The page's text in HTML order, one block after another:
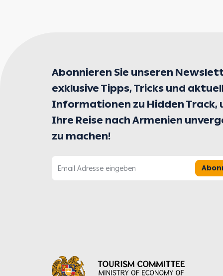
Abonnieren Sie unseren
exklusive Tipps, Tricks und
Informationen zu Hidden Track,
Ihre Reise nach Armenien
zu machen!